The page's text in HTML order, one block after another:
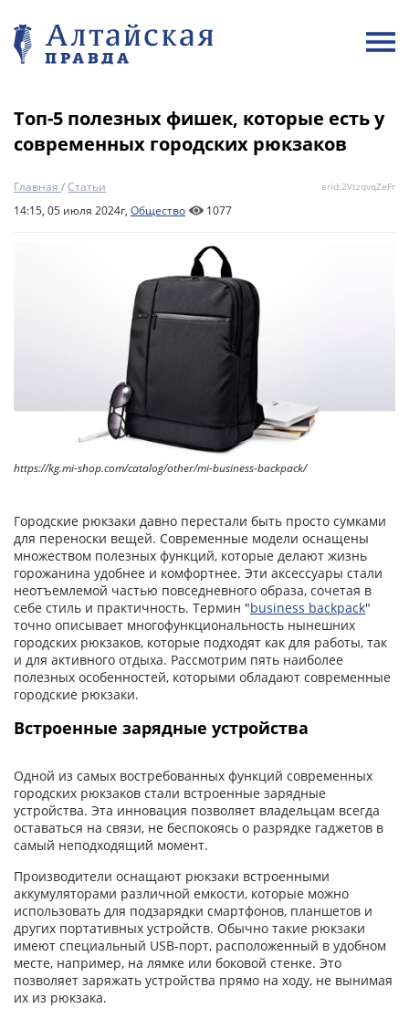
Топ-5 полезных фишек, которые есть у
современных городских рюкзаков
Главная /Статьи
14:15, 05 июля 2024г, Общество 1077
erid:2VtzqvqZeFr
https://kg.mi-shop.com/catalog/other/mi-business-backpack/
Городские рюкзаки давно перестали быть просто сумками
для переноски вещей. Современные модели оснащены
множеством полезных функций, которые делают жизнь
горожанина удобнее и комфортнее. Эти аксессуары стали
неотъемлемой частью повседневного образа, сочетая в
себе стиль и практичность. Термин "business backpack"
точно описывает многофункциональность нынешних
городских рюкзаков, которые подходят как для работы, так
и для активного отдыха. Рассмотрим пять наиболее
полезных особенностей, которыми обладают современные
городские рюкзаки.
Встроенные зарядные устройства
Одной из самых востребованных функций современных
городских рюкзаков стали встроенные зарядные
устройства. Эта инновация позволяет владельцам всегда
оставаться на связи, не беспокоясь о разрядке гаджетов в
самый неподходящий момент.
Производители оснащают рюкзаки встроенными
аккумуляторами различной емкости, которые можно
использовать для подзарядки смартфонов, планшетов и
других портативных устройств. Обычно такие рюкзаки
имеют специальный USB-порт, расположенный в удобном
месте, например, на лямке или боковой стенке. Это
позволяет заряжать устройства прямо на ходу, не вынимая
их из рюкзака.